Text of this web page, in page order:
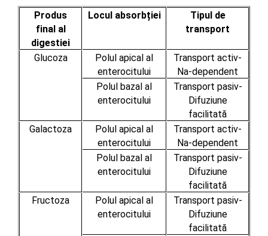
Produs
final al
digestiei
Locul absorbției
Tipul de
transport
Glucoza
Polul apical al
enterocitului
Transport activ-
Na-dependent
Polul bazal al
enterocitului
Transport pasiv-
Difuziune
facilitată
Galactoza
Polul apical al
enterocitului
Transport activ-
Na-dependent
Polul bazal al
enterocitului
Transport pasiv-
Difuziune
facilitată
Fructoza
Polul apical al
enterocitului
Transport pasiv-
Difuziune
facilitată